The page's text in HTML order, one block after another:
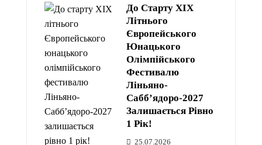
До Старту XIX
Літнього
Європейського
Юнацького
Олімпійського
Фестивалю
Ліньяно-
Сабб’ядоро-2027
Залишається Рівно
1 Рік!
25.07.2026